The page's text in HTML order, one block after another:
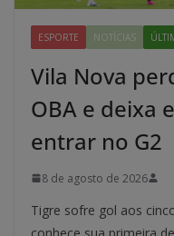
ESPORTE NOTÍCIAS
Vila Nova
OBA e deixa
entrar no G2
8 de agosto de 2026
Tigre sofre gol aos
conhece sua primeira